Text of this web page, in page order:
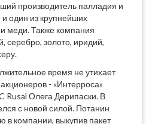
производитель палладия и
один из крупнейших
меди. Также компания
серебро, золото, иридий,
время не утихает
- «Интерроса»
Rusal Олега Дерипаски. В
с новой силой. Потанин
в компании, выкупив пакет